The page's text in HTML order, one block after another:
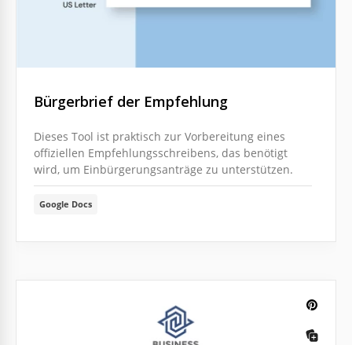
Bürgerbrief der Empfehlung
Dieses Tool ist praktisch zur Vorbereitung eines
offiziellen Empfehlungsschreibens, das benötigt
wird, um Einbürgerungsanträge zu unterstützen.
Google Docs